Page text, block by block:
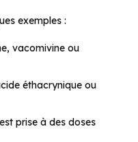
exemples :
vacomivine ou
éthacrynique ou
prise à des doses